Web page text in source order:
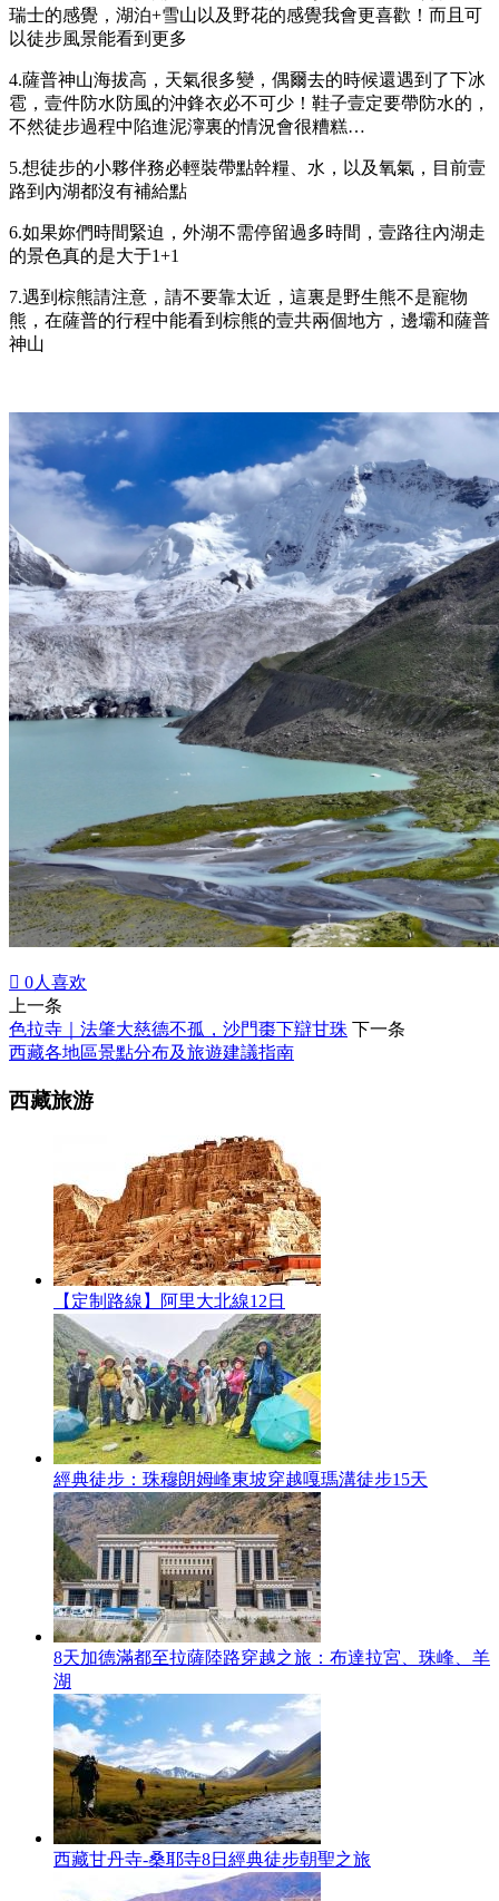
瑞士的感覺，湖泊+雪山以及野花的感覺我會更喜歡！而且可
以徒步風景能看到更多
4.薩普神山海拔高，天氣很多變，偶爾去的時候還遇到了下冰
雹，壹件防水防風的沖鋒衣必不可少！鞋子壹定要帶防水的，
不然徒步過程中陷進泥濘裏的情況會很糟糕…
5.想徒步的小夥伴務必輕裝帶點幹糧、水，以及氧氣，目前壹
路到內湖都沒有補給點
6.如果妳們時間緊迫，外湖不需停留過多時間，壹路往內湖走
的景色真的是大于1+1
7.遇到棕熊請注意，請不要靠太近，這裏是野生熊不是寵物
熊，在薩普的行程中能看到棕熊的壹共兩個地方，邊壩和薩普
神山
 0人喜欢
上一条
色拉寺｜法肇大慈德不孤，沙門棗下辯甘珠 下一条
西藏各地區景點分布及旅遊建議指南
西藏旅游
【定制路線】阿里大北線12日
經典徒步：珠穆朗姆峰東坡穿越嘎瑪溝徒步15天
8天加德滿都至拉薩陸路穿越之旅：布達拉宮、珠峰、羊
湖
西藏甘丹寺-桑耶寺8日經典徒步朝聖之旅